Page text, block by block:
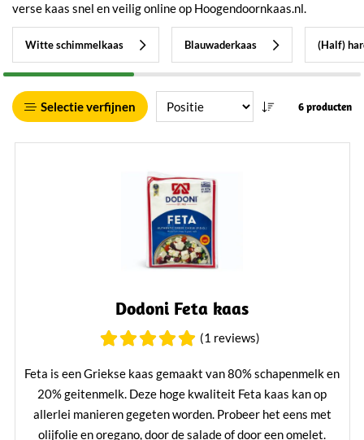
verse kaas snel en veilig online op Hoogendoornkaas.nl.
Witte schimmelkaas Blauwaderkaas (Half)
Selectie verfijnen 6 producten
Dodoni Feta kaas
(1 reviews)
Feta is een Griekse kaas gemaakt van 80% schapenmelk en
20% geitenmelk. Deze hoge kwaliteit Feta kaas kan op
allerlei manieren gegeten worden. Probeer het eens met
olijfolie en oregano, door de salade of door een omelet.